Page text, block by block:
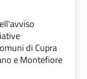
di Cupra
e Montefiore